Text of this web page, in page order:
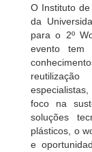
O Instituto
da
para o 2º
evento tem
foco na
soluções
plásticos, o
e